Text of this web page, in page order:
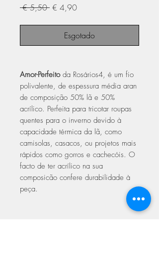
€ 5,50 Preço
€ 4,90Preço
Esgotado
Amor-Perfeitoda Rosários4, é um fio
polivalente, de espessura média aran
de composição 50% lã e 50%
acrílico. Perfeita para tricotar roupas
quentes para o inverno devido à
capacidade térmica da lã, como
camisolas, casacos, ou projetos mais
rápidos como gorros e cachecóis. O
facto de ter acrílico na sua
composicão confere durabilidade à
peça.